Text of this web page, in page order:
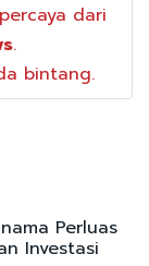
dari
.
bintang.
Perluas
Investasi